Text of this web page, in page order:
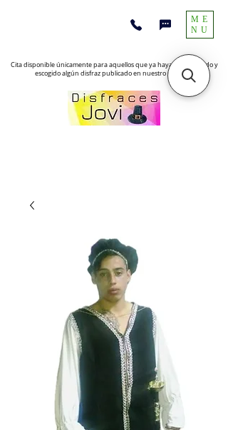
Cita disponible únicamente para aquellos que ya hayan encontrado y
escogido algún disfraz publicado en nuestro sitio web
ME
NU